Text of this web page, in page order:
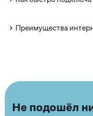
Преимущества
Не подошёл